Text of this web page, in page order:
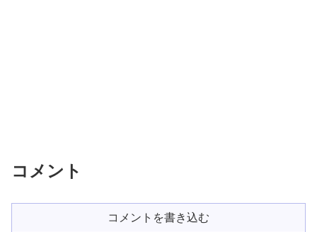
コメント
コメントを書き込む